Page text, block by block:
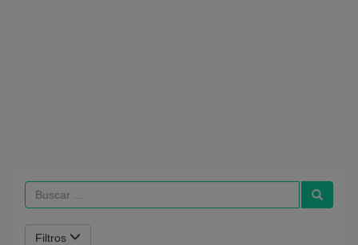
Filtros